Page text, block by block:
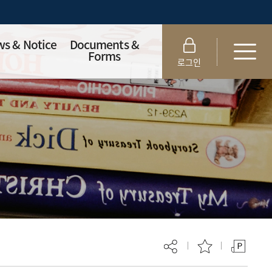
& Notice
Notice
Notice
Documents &
Forms
Department
Documents
Alumni Portfolios
Portfolio Forms
Thesis Forms
로그인